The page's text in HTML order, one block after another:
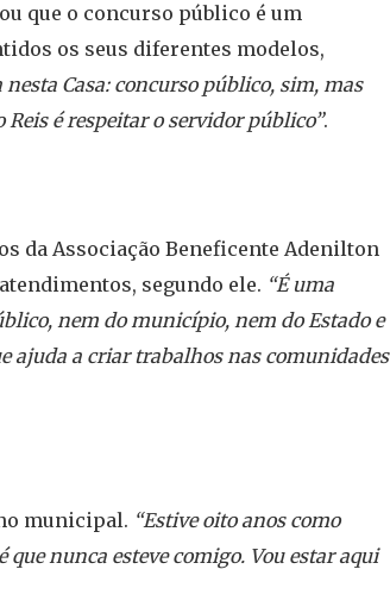
que o concurso público é um
os seus diferentes modelos,
nesta Casa: concurso público, sim, mas
é respeitar o servidor público”.
da Associação Beneficente Adenilton
segundo ele. “É uma
nem do município, nem do Estado e
ajuda a criar trabalhos nas comunidades
municipal. “Estive oito anos como
nunca esteve comigo. Vou estar aqui